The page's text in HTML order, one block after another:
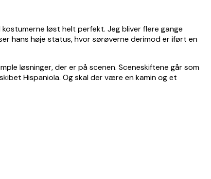
løst helt perfekt. Jeg bliver flere gange
hans høje status, hvor sørøverne derimod er iført en
løsninger, der er på scenen. Sceneskiftene går som
Hispaniola. Og skal der være en kamin og et